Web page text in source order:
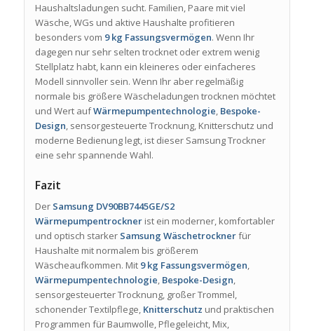
Haushaltsladungen sucht. Familien, Paare mit viel
Wäsche, WGs und aktive Haushalte profitieren
besonders vom 9 kg Fassungsvermögen. Wenn Ihr
dagegen nur sehr selten trocknet oder extrem wenig
Stellplatz habt, kann ein kleineres oder einfacheres
Modell sinnvoller sein. Wenn Ihr aber regelmäßig
normale bis größere Wäscheladungen trocknen möchtet
und Wert aufWärmepumpentechnologie, Bespoke-
Design, sensorgesteuerte Trocknung, Knitterschutz und
moderne Bedienung legt, ist dieser Samsung Trockner
eine sehr spannende Wahl.
Fazit
Der Samsung DV90BB7445GE/S2
Wärmepumpentrocknerist ein moderner, komfortabler
und optisch starker Samsung Wäschetrocknerfür
Haushalte mit normalem bis größerem
Wäscheaufkommen. Mit 9 kg Fassungsvermögen,
Wärmepumpentechnologie, Bespoke-Design,
sensorgesteuerter Trocknung, großer Trommel,
schonender Textilpflege, Knitterschutz und praktischen
Programmen für Baumwolle, Pflegeleicht, Mix,